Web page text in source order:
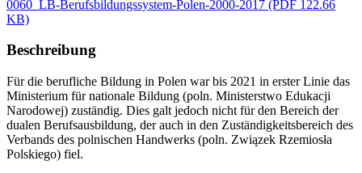
0060_LB-Berufsbildungssystem-Polen-2000-2017 (PDF 122.66
KB)
Beschreibung
Für die berufliche Bildung in Polen war bis 2021 in erster Linie das
Ministerium für nationale Bildung (poln. Ministerstwo Edukacji
Narodowej) zuständig. Dies galt jedoch nicht für den Bereich der
dualen Berufsausbildung, der auch in den Zuständigkeitsbereich des
Verbands des polnischen Handwerks (poln. Związek Rzemiosła
Polskiego) fiel.